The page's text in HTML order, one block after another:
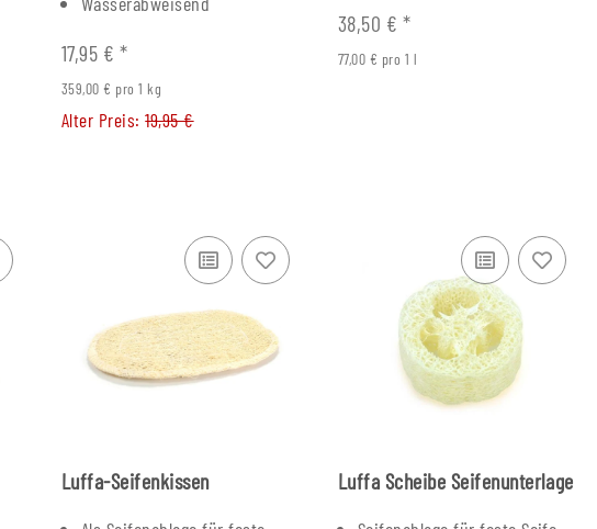
17,95 € *
359,00 € pro 1 kg
Alter Preis:19,95 €
38,50 € *
77,00 € pro 1 l
Luffa-Seifenkissen Luffa Scheibe Seifenunterlage